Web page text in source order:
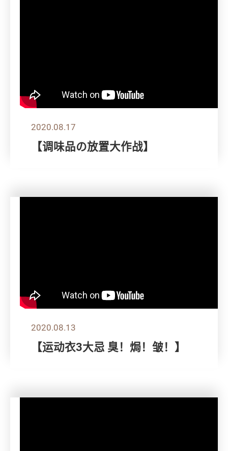
2020.08.17
【调味品の放置大作战】
2020.08.13
【运动衣3大忌 臭！焗！皱！】